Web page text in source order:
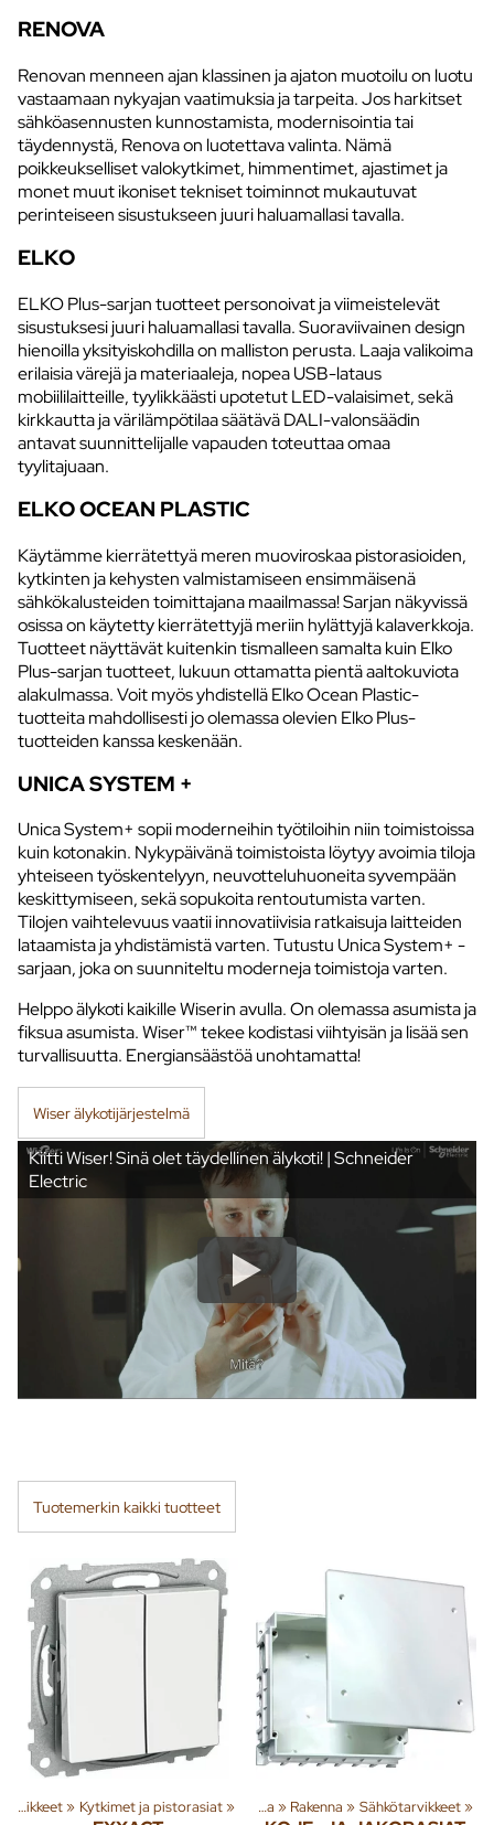
RENOVA
Renovan menneen ajan klassinen ja ajaton muotoilu on luotu
vastaamaan nykyajan vaatimuksia ja tarpeita. Jos harkitset
sähköasennusten kunnostamista, modernisointia tai
täydennystä, Renova on luotettava valinta. Nämä
poikkeukselliset valokytkimet, himmentimet, ajastimet ja
monet muut ikoniset tekniset toiminnot mukautuvat
perinteiseen sisustukseen juuri haluamallasi tavalla.
ELKO
ELKO Plus-sarjan tuotteet personoivat ja viimeistelevät
sisustuksesi juuri haluamallasi tavalla. Suoraviivainen design
hienoilla yksityiskohdilla on malliston perusta. Laaja valikoima
erilaisia värejä ja materiaaleja, nopea USB-lataus
mobiililaitteille, tyylikkäästi upotetut LED-valaisimet, sekä
kirkkautta ja värilämpötilaa säätävä DALI-valonsäädin
antavat suunnittelijalle vapauden toteuttaa omaa
tyylitajuaan.
ELKO OCEAN PLASTIC
Käytämme kierrätettyä meren muoviroskaa pistorasioiden,
kytkinten ja kehysten valmistamiseen ensimmäisenä
sähkökalusteiden toimittajana maailmassa! Sarjan näkyvissä
osissa on käytetty kierrätettyjä meriin hylättyjä kalaverkkoja.
Tuotteet näyttävät kuitenkin tismalleen samalta kuin Elko
Plus-sarjan tuotteet, lukuun ottamatta pientä aaltokuviota
alakulmassa. Voit myös yhdistellä Elko Ocean Plastic-
tuotteita mahdollisesti jo olemassa olevien Elko Plus-
tuotteiden kanssa keskenään.
UNICA SYSTEM +
Unica System+ sopii moderneihin työtiloihin niin toimistoissa
kuin kotonakin. Nykypäivänä toimistoista löytyy avoimia tiloja
yhteiseen työskentelyyn, neuvotteluhuoneita syvempään
keskittymiseen, sekä sopukoita rentoutumista varten.
Tilojen vaihtelevuus vaatii innovatiivisia ratkaisuja laitteiden
lataamista ja yhdistämistä varten. Tutustu Unica System+ -
sarjaan, joka on suunniteltu moderneja toimistoja varten.
Helppo älykoti kaikille Wiserin avulla. On olemassa asumista ja
fiksua asumista. Wiser™ tekee kodistasi viihtyisän ja lisää sen
turvallisuutta. Energiansäästöä unohtamatta!
Wiser älykotijärjestelmä
Kiitti Wiser! Sinä olet täydellinen älykoti! | Schneider
Electric
Tuotemerkin kaikki tuotteet
Sähkötarvikkeet‪» Kytkimet ja pistorasiat‪» Tuoteryhmiä ja tuotteita ‪» Rakenna ‪» Sähkötarvikkeet‪»